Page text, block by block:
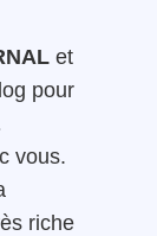
et
pour
vous.
riche